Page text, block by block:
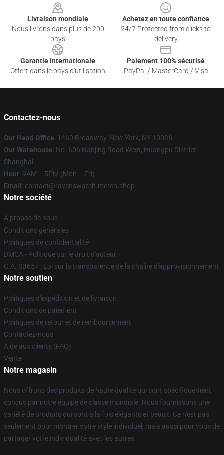
Livraison mondiale
Nous livrons dans plus de 200
pays
Achetez en toute confiance
24/7 Protected from clicks to
delivery
Garantie internationale
Offert dans le pays d'utilisation
Paiement 100% sécurisé
PayPal / MasterCard / Visa
Contactez-nous
Our Head Office: 1460 Broadway, New York, NY 10036
Our Warehouse: No. 606 Nanjing Road West, Huangpu District,
Shanghai
Hour: 9AM – 5PM (Mon – Fri)
Email : contact@ravenswatch-merch.shop
Notre société
À propos de nous
Conditions générales
Politiques de confidentialité
DMCA - Politique sur le droit d'auteur
C.A. SB657 : Loi sur la transparence de la chaîne d'approvisionnement
Notre soutien
Politiques d'expédition et de livraison
Conditions de paiement
Politiques de retour et de remboursement
Contactez-nous
Aide aux clients (FAQ)
Vente
Notre magasin
Nous offrons des produits de haute qualité qui sont spécifiquement
conçus par notre équipe de classe mondiale. Nous fournissons une
variété de produits qui sont à la fois élégants et beaux. Ce n'est pas
seulement pour montrer votre style individuel, mais aussi pour vous de
partager votre individualité avec les autres.